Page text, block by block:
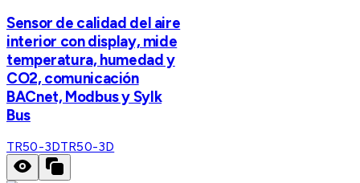
Sensor de calidad del aire
interior con display, mide
temperatura, humedad y
CO2, comunicación
BACnet, Modbus y Sylk
Bus
TR50-3DTR50-3D